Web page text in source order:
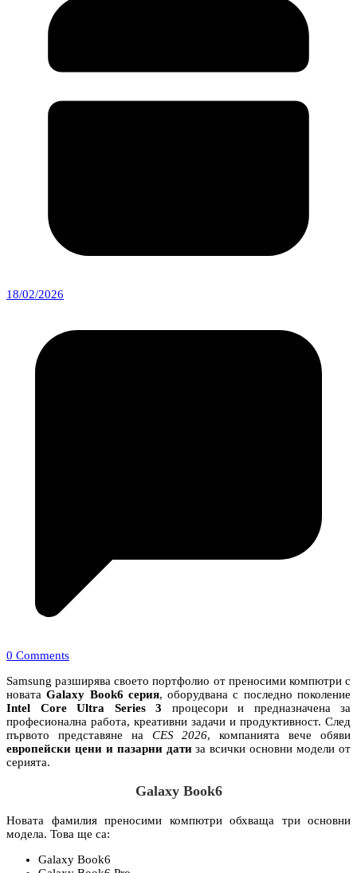
18/02/2026
0 Comments
Samsung разширява своето портфолио от преносими компютри с
новатаGalaxy Book6 серия, оборудвана с последно поколение
Intel Core Ultra Series 3 процесори и предназначена за
професионална работа, креативни задачи и продуктивност. След
първото представяне на CES 2026, компанията вече обяви
европейски цени и пазарни датиза всички основни модели от
серията.
Galaxy Book6
Новата фамилия преносими компютри обхваща три основни
модела. Това ще са:
Galaxy Book6